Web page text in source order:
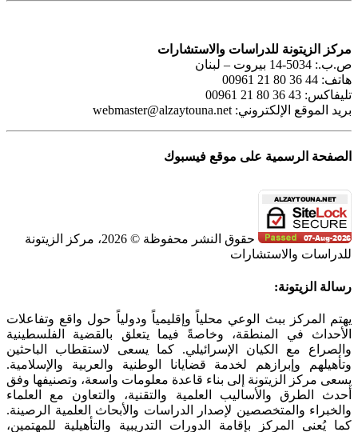
مركز الزيتونة للدراسات والاستشارات
ص.ب.: 5034-14 بيروت – لبنان
هاتف: 44 36 80 21 00961
تليفاكس: 43 36 80 21 00961
بريد الموقع الإلكتروني: webmaster@alzaytouna.net
الصفحة الرسمية على موقع فيسبوك
حقوق النشر محفوظة © 2026، مركز الزيتونة
للدراسات والاستشارات
Toggle
Bar
Area
رسالة الزيتونة:
يهتم المركز ببث الوعي محلياً وإقليمياً ودولياً حول واقع وتفاعلات
الأحداث في المنطقة، وخاصةً فيما يتعلق بالقضية الفلسطينية
والصراع مع الكيان الإسرائيلي. كما يسعى لاستقطاب الباحثين
وتأهيلهم وإبرازهم لخدمة قضايانا الوطنية والعربية والإسلامية.
يسعى مركز الزيتونة إلى بناء قاعدة معلومات واسعة، وتصنيفها وفق
أحدث الطرق والأساليب العلمية والتقنية، والتعاون مع العلماء
والخبراء والمتخصصين لإصدار الدراسات والأبحاث العلمية الرصينة.
كما يُعنى المركز بإقامة الدورات التدريبية والتأهيلية للمهتمين،